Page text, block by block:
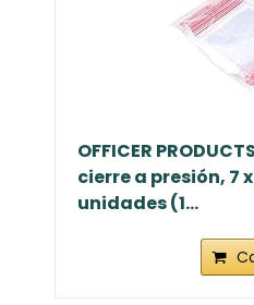
OFFICER
cierre a presión, 7 x
unidades (1...